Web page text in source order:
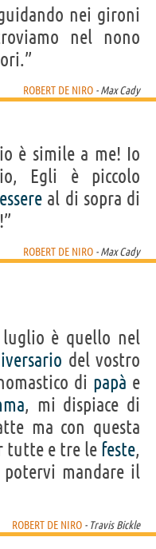
nei gironi
nel nono
ROBERT DE NIRO - Max Cady
è simile a me! Io
Egli è piccolo
essere al di sopra di
ROBERT DE NIRO - Max Cady
è quello nel
del vostro
di papà e
, mi dispiace di
ma con questa
tutte e tre le feste,
mandare il
ROBERT DE NIRO - Travis Bickle